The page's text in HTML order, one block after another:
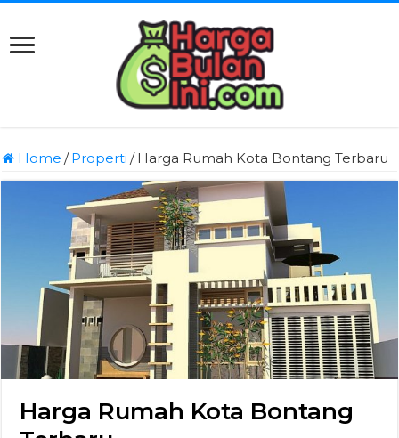
Home /Properti /Harga Rumah Kota Bontang Terbaru
Harga Rumah Kota Bontang